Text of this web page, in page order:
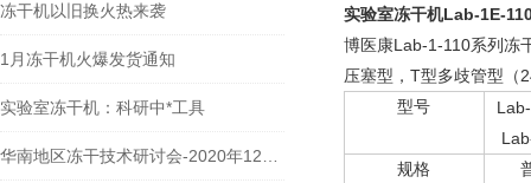
冻干机以旧换火热来袭
1月冻干机火爆发货通知
实验室冻干机：科研中*工具
实验室冻干机Lab-1E-
博医康Lab-1-110系列冻
压塞型，T型多歧管型（
型号
规格